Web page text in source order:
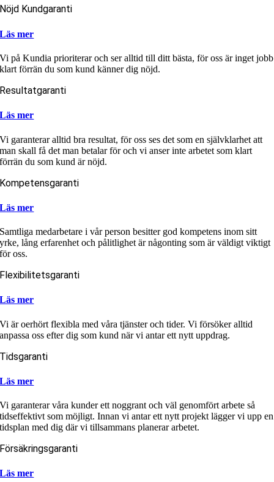
Nöjd Kundgaranti
Läs mer
Vi på Kundia prioriterar och ser alltid till ditt bästa, för oss är inget jobb
klart förrän du som kund känner dig nöjd.
Resultatgaranti
Läs mer
Vi garanterar alltid bra resultat, för oss ses det som en självklarhet att
man skall få det man betalar för och vi anser inte arbetet som klart
förrän du som kund är nöjd.
Kompetensgaranti
Läs mer
Samtliga medarbetare i vår person besitter god kompetens inom sitt
yrke, lång erfarenhet och pålitlighet är någonting som är väldigt viktigt
för oss.
Flexibilitetsgaranti
Läs mer
Vi är oerhört flexibla med våra tjänster och tider. Vi försöker alltid
anpassa oss efter dig som kund när vi antar ett nytt uppdrag.
Tidsgaranti
Läs mer
Vi garanterar våra kunder ett noggrant och väl genomfört arbete så
tidseffektivt som möjligt. Innan vi antar ett nytt projekt lägger vi upp en
tidsplan med dig där vi tillsammans planerar arbetet.
Försäkringsgaranti
Läs mer